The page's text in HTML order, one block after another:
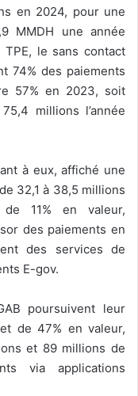
en 2024, pour une
MMDH une année
le sans contact
74% des paiements
57% en 2023, soit
millions l’année
à eux, affiché une
32,1 à 38,5 millions
de 11% en valeur,
des paiements en
des services de
E-gov.
poursuivent leur
de 47% en valeur,
et 89 millions de
via applications